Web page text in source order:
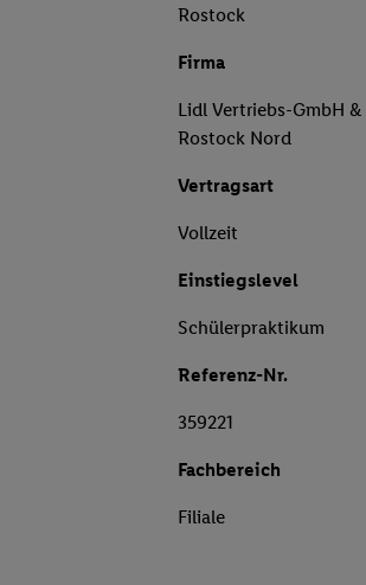
Rostock
Firma
Lidl Vertriebs-GmbH &
Rostock Nord
Vertragsart
Vollzeit
Einstiegslevel
Schülerpraktikum
Referenz-Nr.
359221
Fachbereich
Filiale